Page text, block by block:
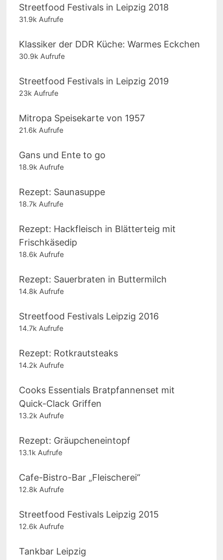
Streetfood Festivals in Leipzig 2018
31.9k Aufrufe
Klassiker der DDR Küche: Warmes Eckchen
30.9k Aufrufe
Streetfood Festivals in Leipzig 2019
23k Aufrufe
Mitropa Speisekarte von 1957
21.6k Aufrufe
Gans und Ente to go
18.9k Aufrufe
Rezept: Saunasuppe
18.7k Aufrufe
Rezept: Hackfleisch in Blätterteig mit
Frischkäsedip
18.6k Aufrufe
Rezept: Sauerbraten in Buttermilch
14.8k Aufrufe
Streetfood Festivals Leipzig 2016
14.7k Aufrufe
Rezept: Rotkrautsteaks
14.2k Aufrufe
Cooks Essentials Bratpfannenset mit
Quick-Clack Griffen
13.2k Aufrufe
Rezept: Gräupcheneintopf
13.1k Aufrufe
Cafe-Bistro-Bar „Fleischerei“
12.8k Aufrufe
Streetfood Festivals Leipzig 2015
12.6k Aufrufe
Tankbar Leipzig